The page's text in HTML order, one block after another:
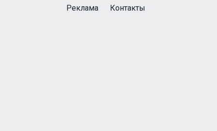
Реклама Контакты